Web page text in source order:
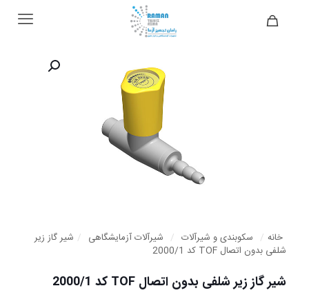
خانه / سکوبندی و شیرآلات / شیرآلات آزمایشگاهی / شیر گاز زیر
شلفی بدون اتصال TOF کد 2000/1
شیر گاز زیر شلفی بدون اتصال TOF کد 2000/1